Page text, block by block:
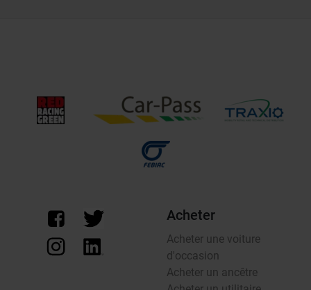
Acheter
Acheter une voiture
d'occasion
Acheter un ancêtre